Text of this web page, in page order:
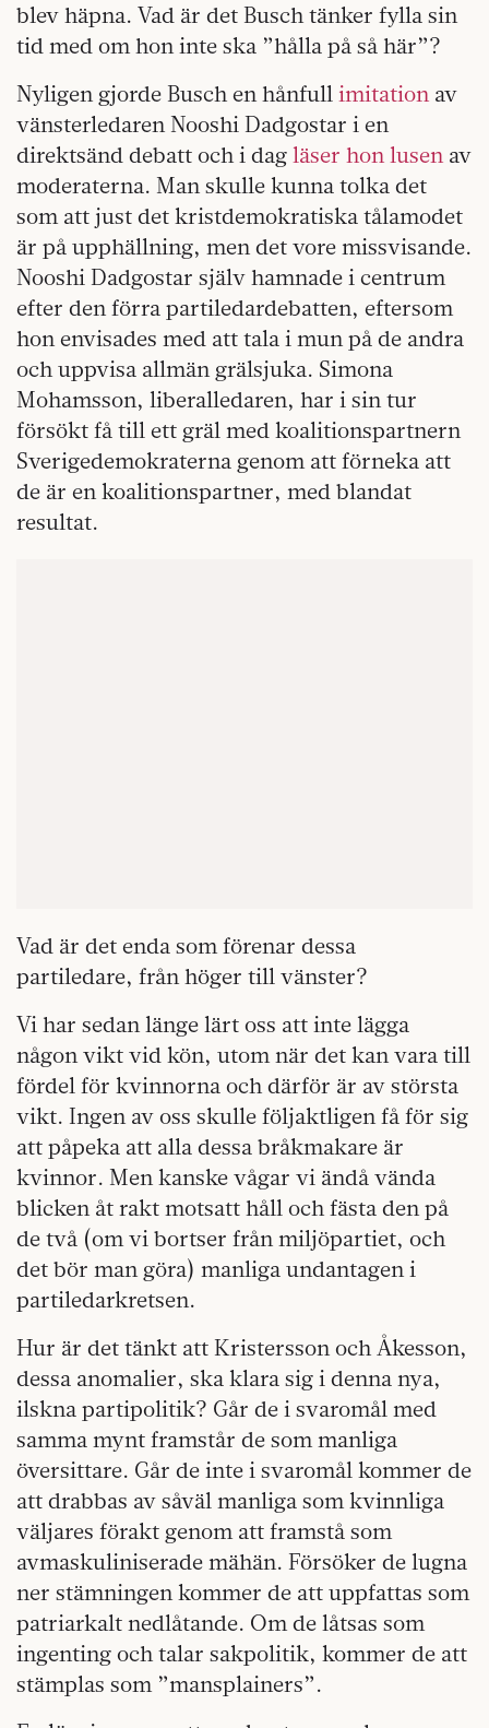
blev häpna. Vad är det Busch tänker fylla sin
tid med om hon inte ska ”hålla på så här”?
Nyligen gjorde Busch en hånfull imitationav
vänsterledaren Nooshi Dadgostar i en
direktsänd debatt och i dag läser hon lusenav
moderaterna. Man skulle kunna tolka det
som att just det kristdemokratiska tålamodet
är på upphällning, men det vore missvisande.
Nooshi Dadgostar själv hamnade i centrum
efter den förra partiledardebatten, eftersom
hon envisades med att tala i mun på de andra
och uppvisa allmän grälsjuka. Simona
Mohamsson, liberalledaren, har i sin tur
försökt få till ett gräl med koalitionspartnern
Sverigedemokraterna genom att förneka att
de är en koalitionspartner, med blandat
resultat.
Vad är det enda som förenar dessa
partiledare, från höger till vänster?
Vi har sedan länge lärt oss att inte lägga
någon vikt vid kön, utom när det kan vara till
fördel för kvinnorna och därför är av största
vikt. Ingen av oss skulle följaktligen få för sig
att påpeka att alla dessa bråkmakare är
kvinnor. Men kanske vågar vi ändå vända
blicken åt rakt motsatt håll och fästa den på
de två (om vi bortser från miljöpartiet, och
det bör man göra) manliga undantagen i
partiledarkretsen.
Hur är det tänkt att Kristersson och Åkesson,
dessa anomalier, ska klara sig i denna nya,
ilskna partipolitik? Går de i svaromål med
samma mynt framstår de som manliga
översittare. Går de inte i svaromål kommer de
att drabbas av såväl manliga som kvinnliga
väljares förakt genom att framstå som
avmaskuliniserade mähän. Försöker de lugna
ner stämningen kommer de att uppfattas som
patriarkalt nedlåtande. Om de låtsas som
ingenting och talar sakpolitik, kommer de att
stämplas som ”mansplainers”.